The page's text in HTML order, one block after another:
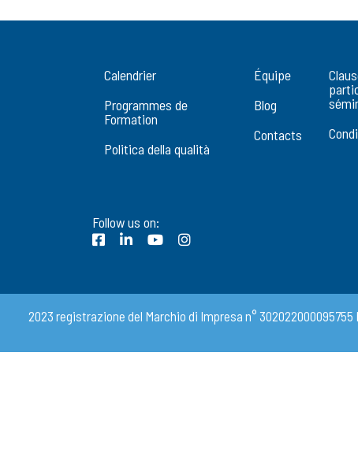
Calendrier
Programmes de
Formation
Politica della qualità
Équipe
Blog
Contacts
Follow us on:
2023 registrazione del Marchio di Impresa n° 302022000095755